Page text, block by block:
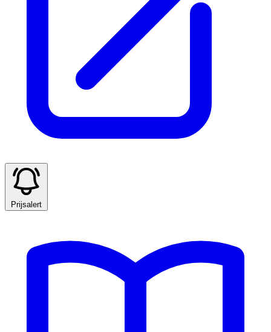
Prijsalert